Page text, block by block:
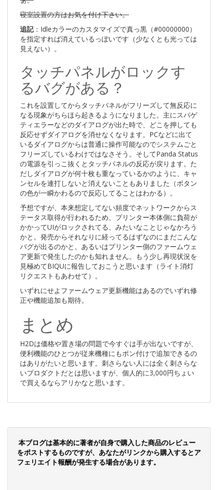
寝室設置の方はお気を付け下さい。
追記：Idleカラーのカスタマイズで真っ黒（#00000000）
を指定すれば消えているっぽいです（少なくとも光っては
見えない）。
タッチパネルがロックす
るバグがある？
これを設置してからタッチパネルがフリーズして無反応に
なる現象がちらほら起きるようになりました。主にスパゲ
ティエラーなどのダイアログが出た時で、どこを押しても
反応せずダイアログを消せなくなります。PCなどに出て
いるダイアログからは普通に操作可能なのでシステムごと
フリーズしているわけではなさそう。そしてPanda Status
の電源を引っこ抜くとタッチパネルの反応が戻ります。た
だしダイアログが何十枚も重なっているかのように、キャ
ンセルを連打しないと消えないこともありました（ボタン
の色が一瞬かわるので反応してることはわかる）。
予想ですが、本来想定してない頻度でネットワークからス
テータス取得が行われるため、プリンター本体側に負荷が
かかってUIがロックされてる、みたいなことじゃなかろう
かと。発売からそれなりに経ってるはずなのにまだこんな
バグが出るのかと。あるいはプリンター側のファームウェ
ア更新で発生したのかも知れません。もう少し再現状況を
見極めてBIQUに報告しておこうと思います（ライト消灯
リクエストもあわせて）。
いずれにせよファームウェア更新機能はあるのでいずれ修
正や機能追加も期待。
まとめ
H2Dは価格や置き場の問題で今すぐは手が出ないですが、
便利機能のひとつが従来機種にもポン付けで追加できるの
はありがたいと思います。刺さらない人には全く刺さらな
いプロダクトだとは思いますが、個人的に3,000円ちょい
で買えるならアリかなと思います。
本ブログは基本的に著者が自身で購入した商品のレビュー
をポストするものですが、あなたがリンクから購入するとア
フェリエイト報酬が発生する場合があります。